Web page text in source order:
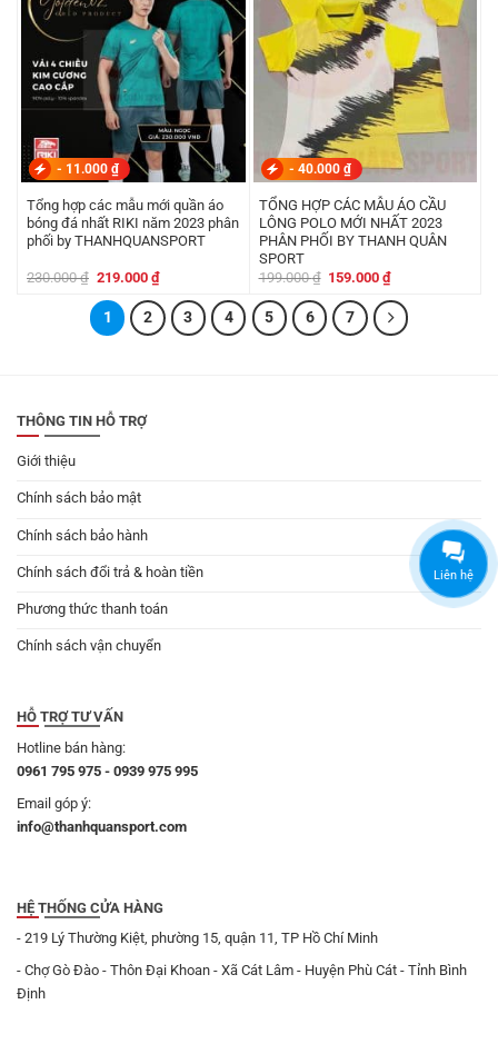
- 11.000 ₫
Tổng hợp các mẫu mới quần áo
bóng đá nhất RIKI năm 2023 phân
phối by THANHQUANSPORT
230.000₫ Giá
là:
230.000 ₫.
219.000 ₫Giá
hiện
tại
là:
219.000 ₫.
- 40.000 ₫
TỔNG HỢP CÁC MẪU ÁO CẦU
LÔNG POLO MỚI NHẤT 2023
PHÂN PHỐI BY THANH QUÂN
SPORT
199.000₫ Giá
là:
199.000 ₫.
159.000₫Giá
tại
là:
159.000 ₫.
1 2 3 4 5 6 7
THÔNG TIN HỖ TRỢ
Giới thiệu
Chính sách bảo mật
Chính sách bảo hành
Chính sách đổi trả & hoàn tiền
Phương thức thanh toán
Chính sách vận chuyển
HỖ TRỢ TƯ VẤN
Hotline bán hàng:
0961 795 975 - 0939 975 995
Email góp ý:
info@thanhquansport.com
HỆ THỐNG CỬA HÀNG
- 219 Lý Thường Kiệt, phường 15, quận 11, TP Hồ Chí Minh
- Chợ Gò Đào - Thôn Đại Khoan - Xã Cát Lâm - Huyện Phù Cát - Tỉnh Bình
Định
Liên hệ